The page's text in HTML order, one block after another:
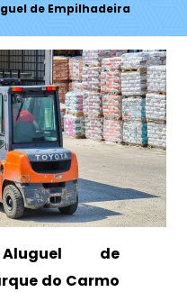
de Empilhadeira
Aluguel de
do Carmo